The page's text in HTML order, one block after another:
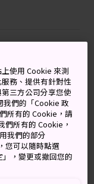
嘗醇香怡
口的美食
斷地釀制出優質
物館開放。2016
的美麗磚築大
使用 Cookie 來測
務、提供有針對性
三方公司分享您使
我們的「Cookie 政
所有的 Cookie，請
們所有的 Cookie，
我們的部分
您可以隨時點選
」，變更或撤回您的